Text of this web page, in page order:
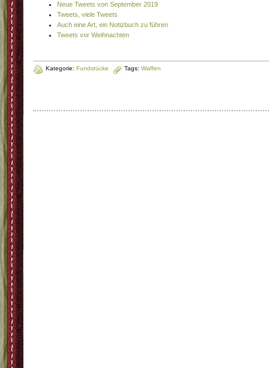
Neue Tweets von September 2019
Tweets, viele Tweets
Auch eine Art, ein Notizbuch zu führen
Tweets vor Weihnachten
Kategorie: Fundstücke Tags: Waffen